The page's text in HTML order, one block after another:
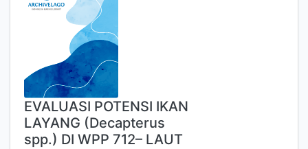
EVALUASI POTENSI IKAN
LAYANG (Decapterus
spp.) DI WPP 712– LAUT